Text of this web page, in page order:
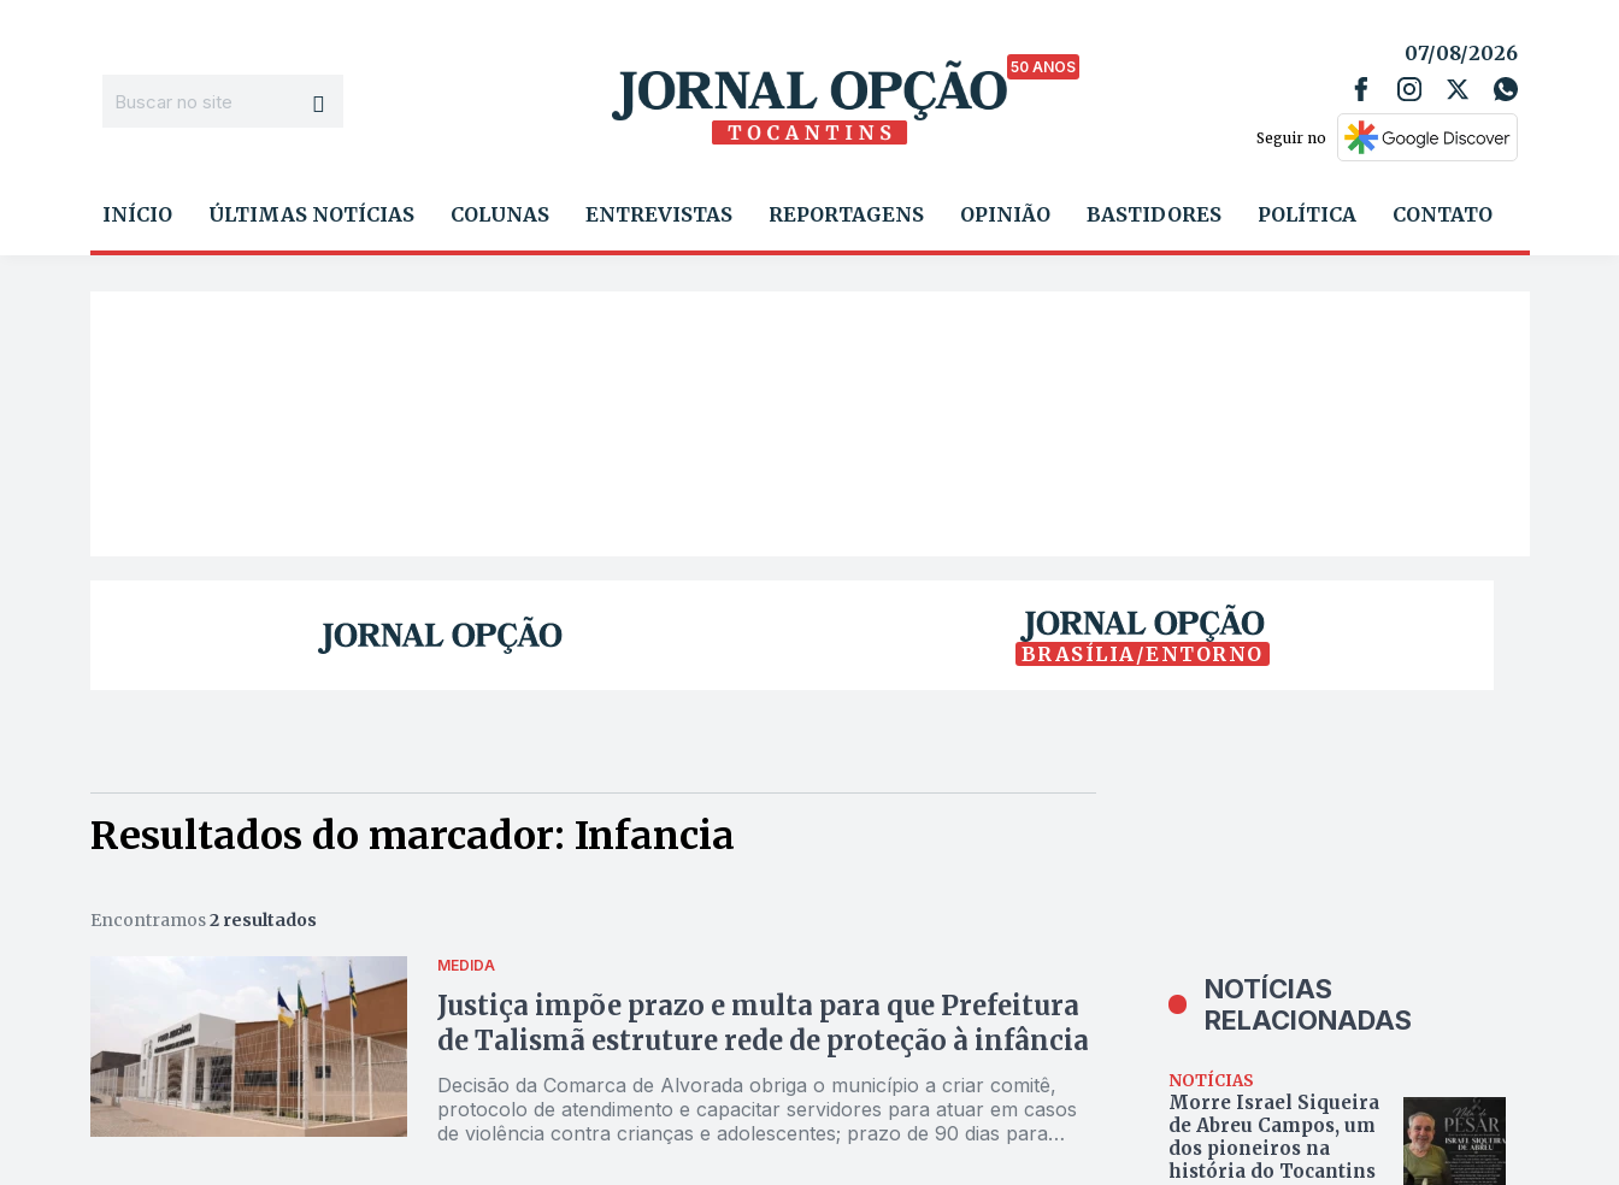
50 ANOS
07/08/2026
Seguir no
INÍCIO ÚLTIMAS NOTÍCIAS COLUNAS ENTREVISTAS REPORTAGENS OPINIÃO BASTIDORES POLÍTICA CONTATO
BRASÍLIA/ENTORNO
Resultados do marcador: Infancia
Encontramos2 resultados
MEDIDA
Justiça impõe prazo e multa para que Prefeitura
de Talismã estruture rede de proteção à infância
Decisão da Comarca de Alvorada obriga o município a criar comitê,
protocolo de atendimento e capacitar servidores para atuar em casos
de violência contra crianças e adolescentes; prazo de 90 dias para
NOTÍCIAS
RELACIONADAS
NOTÍCIAS
Morre Israel Siqueira
de Abreu Campos, um
dos pioneiros na
história do Tocantins